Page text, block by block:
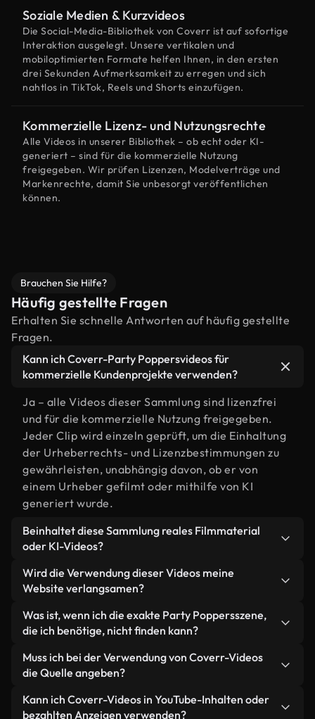
Soziale Medien & Kurzvideos
Die Social-Media-Bibliothek von Coverr ist auf sofortige
Interaktion ausgelegt. Unsere vertikalen und
mobiloptimierten Formate helfen Ihnen, in den ersten
drei Sekunden Aufmerksamkeit zu erregen und sich
nahtlos in TikTok, Reels und Shorts einzufügen.
Kommerzielle Lizenz- und Nutzungsrechte
Alle Videos in unserer Bibliothek – ob echt oder KI-
generiert – sind für die kommerzielle Nutzung
freigegeben. Wir prüfen Lizenzen, Modelverträge und
Markenrechte, damit Sie unbesorgt veröffentlichen
können.
Brauchen Sie Hilfe?
Häufig gestellte Fragen
Erhalten Sie schnelle Antworten auf häufig gestellte
Fragen.
Kann ich Coverr-Party Poppersvideos für
kommerzielle Kundenprojekte verwenden?
Ja – alle Videos dieser Sammlung sind lizenzfrei
und für die kommerzielle Nutzung freigegeben.
Jeder Clip wird einzeln geprüft, um die Einhaltung
der Urheberrechts- und Lizenzbestimmungen zu
gewährleisten, unabhängig davon, ob er von
einem Urheber gefilmt oder mithilfe von KI
generiert wurde.
Beinhaltet diese Sammlung reales Filmmaterial
oder KI-Videos?
Beides. Es handelt sich um eine Hybridbibliothek
aus realen, von Menschen aufgenommenen
generierten Videos. Jedes Video ist eindeutig
beschriftet, sodass Sie immer wissen, was Sie
verwenden.
Wird die Verwendung dieser Videos meine
Website verlangsamen?
Nicht, wenn Sie unsere optimierten Versionen
wählen. Wir bieten schlanke, webfähige Formate,
wurden – so bleibt die Qualität hoch, während
gleichzeitig die Ladezeiten minimiert und
Kennzahlen wie LCP verbessert werden.
Was ist, wenn ich die exakte Party Poppersszene,
die ich benötige, nicht finden kann?
Mit Coverr AI Studio erstellen Sie im
Handumdrehen ein solches Video. Beschreiben Sie
bei Sonnenuntergang" – und das Studio generiert
Muss ich bei der Verwendung von Coverr-Videos
die Quelle angeben?
Eine Namensnennung ist nicht erforderlich. Alle
Videos in unserer Stockbibliothek sind lizenzfrei
Kann ich Coverr-Videos in YouTube-Inhalten oder
bezahlten Anzeigen verwenden?